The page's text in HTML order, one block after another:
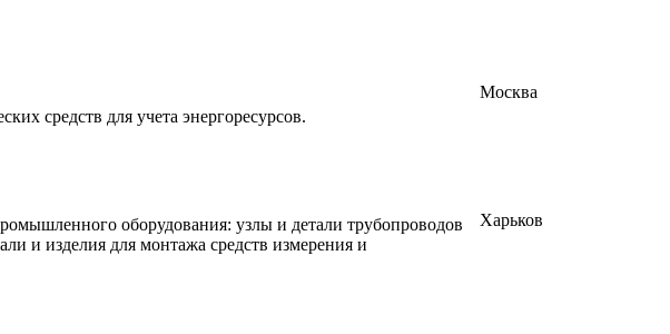
средств для учета энергоресурсов.
Москва
оборудования: узлы и детали трубопроводов
и изделия для монтажа средств измерения и
Харьков